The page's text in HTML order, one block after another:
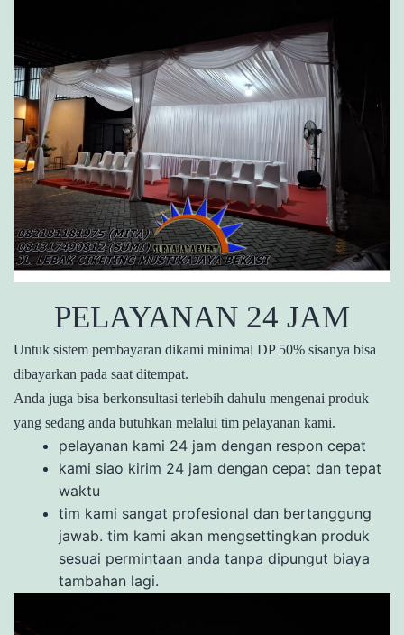
PELAYANAN 24 JAM
Untuk sistem pembayaran dikami minimal DP 50% sisanya bisa
dibayarkan pada saat ditempat.
Anda juga bisa berkonsultasi terlebih dahulu mengenai produk
yang sedang anda butuhkan melalui tim pelayanan kami.
pelayanan kami 24 jam dengan respon cepat
kami siao kirim 24 jam dengan cepat dan tepat
waktu
tim kami sangat profesional dan bertanggung
jawab. tim kami akan mengsettingkan produk
sesuai permintaan anda tanpa dipungut biaya
tambahan lagi.